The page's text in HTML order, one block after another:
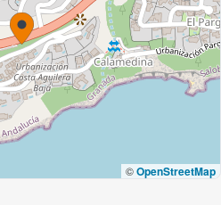
©OpenStreetMap